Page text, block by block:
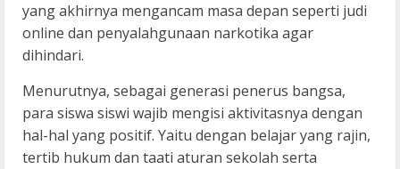
yang akhirnya mengancam masa depan seperti judi
online dan penyalahgunaan narkotika agar
dihindari.
Menurutnya, sebagai generasi penerus bangsa,
para siswa siswi wajib mengisi aktivitasnya dengan
hal-hal yang positif. Yaitu dengan belajar yang rajin,
tertib hukum dan taati aturan sekolah serta